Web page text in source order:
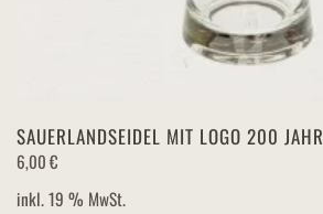
SAUERLANDSEIDEL MIT LOGO 200
6,00€
inkl. 19 % MwSt.